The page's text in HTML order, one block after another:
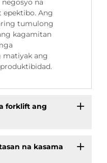
epektibo. Ang
tumulong
kagamitan
matiyak ang
forklift ang
na kasama